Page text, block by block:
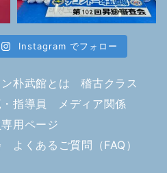
Instagram でフォロー
朴武館とは
稽古クラス
指導員
メディア関係
用ページ
よくあるご質問（FAQ）